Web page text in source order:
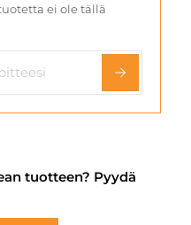
ei ole tällä
tuotteen? Pyydä